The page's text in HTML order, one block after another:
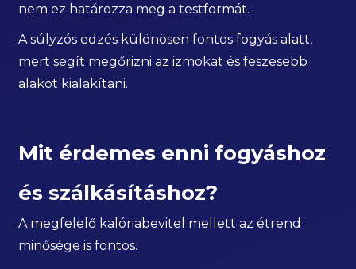
nem ez határozza meg a testformát.
A súlyzós edzés különösen fontos fogyás alatt,
mert segít megőrizni az izmokat és feszesebb
alakot kialakítani.
Mit érdemes enni fogyáshoz
és szálkásításhoz?
A megfelelő kalóriabevitel mellett az étrend
minősége is fontos.